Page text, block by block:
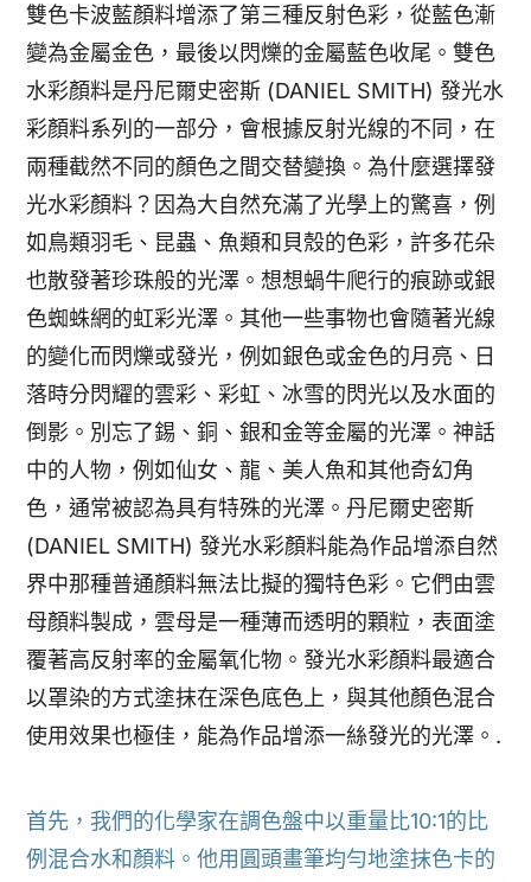
雙色卡波藍顏料增添了第三種反射色彩，從藍色漸
變為金屬金色，最後以閃爍的金屬藍色收尾。雙色
水彩顏料是丹尼爾史密斯 (DANIEL SMITH) 發光水
彩顏料系列的一部分，會根據反射光線的不同，在
兩種截然不同的顏色之間交替變換。為什麼選擇發
光水彩顏料？因為大自然充滿了光學上的驚喜，例
如鳥類羽毛、昆蟲、魚類和貝殼的色彩，許多花朵
也散發著珍珠般的光澤。想想蝸牛爬行的痕跡或銀
色蜘蛛網的虹彩光澤。其他一些事物也會隨著光線
的變化而閃爍或發光，例如銀色或金色的月亮、日
落時分閃耀的雲彩、彩虹、冰雪的閃光以及水面的
倒影。別忘了錫、銅、銀和金等金屬的光澤。神話
中的人物，例如仙女、龍、美人魚和其他奇幻角
色，通常被認為具有特殊的光澤。丹尼爾史密斯
(DANIEL SMITH) 發光水彩顏料能為作品增添自然
界中那種普通顏料無法比擬的獨特色彩。它們由雲
母顏料製成，雲母是一種薄而透明的顆粒，表面塗
覆著高反射率的金屬氧化物。發光水彩顏料最適合
以罩染的方式塗抹在深色底色上，與其他顏色混合
使用效果也極佳，能為作品增添一絲發光的光澤。.
首先，我們的化學家在調色盤中以重量比10:1的比
例混合水和顏料。他用圓頭畫筆均勻地塗抹色卡的